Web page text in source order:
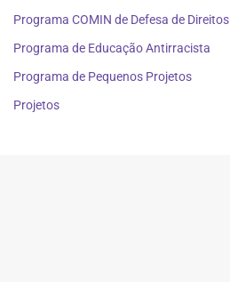
Programa COMIN de Defesa de Direitos
Programa de Educação Antirracista
Programa de Pequenos Projetos
Projetos